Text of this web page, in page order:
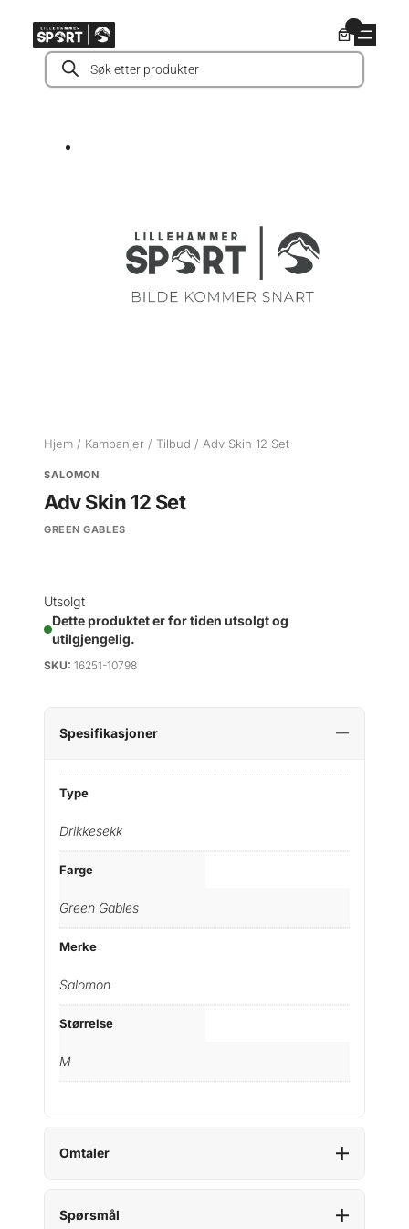
innholdProducts
search
Hjem / Kampanjer / Tilbud / Adv Skin 12 Set
SALOMON
Adv Skin 12 Set
GREEN GABLES
Utsolgt
Dette produktet er for tiden utsolgt og
utilgjengelig.
SKU: 16251-10798
Spesifikasjoner
Type
Drikkesekk
Farge
Green Gables
Merke
Salomon
Størrelse
M
Omtaler
Spørsmål